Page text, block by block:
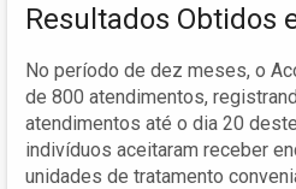
Resultados Obtidos
No período de dez meses, o
de 800 atendimentos,
atendimentos até o dia 20
indivíduos aceitaram receber
unidades de tratamento